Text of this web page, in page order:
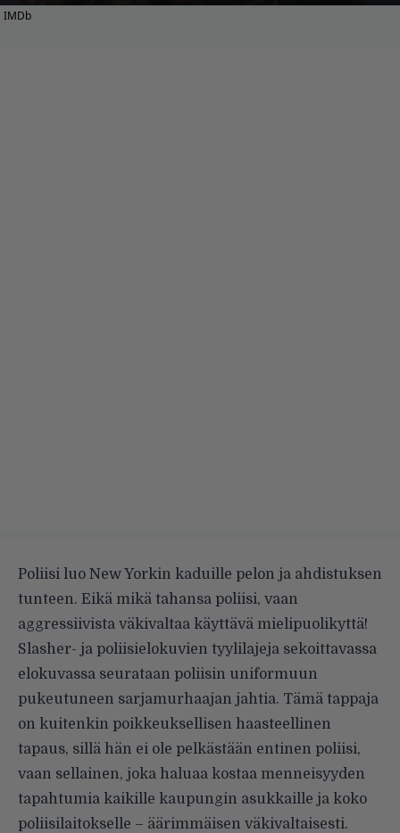
IMDb
Poliisi luo New Yorkin kaduille pelon ja ahdistuksen
tunteen. Eikä mikä tahansa poliisi, vaan
aggressiivista väkivaltaa käyttävä mielipuolikyttä!
Slasher- ja poliisielokuvien tyylilajeja sekoittavassa
elokuvassa seurataan poliisin uniformuun
pukeutuneen sarjamurhaajan jahtia. Tämä tappaja
on kuitenkin poikkeuksellisen haasteellinen
tapaus, sillä hän ei ole pelkästään entinen poliisi,
vaan sellainen, joka haluaa kostaa menneisyyden
tapahtumia kaikille kaupungin asukkaille ja koko
poliisilaitokselle – äärimmäisen väkivaltaisesti.